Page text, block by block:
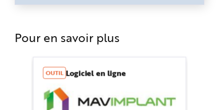
Pour en savoir plus
OUTIL Logiciel en ligne